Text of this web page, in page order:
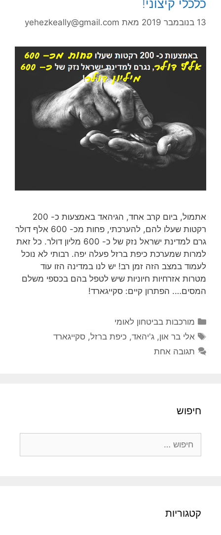
כלכלי קיצוני!
13 בנובמבר 2019 מאת yehezkeally@gmail.com
אתמול, ביום קרב אחד, הגיהאד באמצעות כ- 200
רקטות שעלו להם, להערכתי, פחות מכ- 600 אלף דולר
גרם למדינת ישראל נזק של כ- 600 מליון דולר. כל זאת
למרות שמערכת כיפת ברזל פעלה יפה. רבותי לא נוכל
לעמוד במצב הזה זמן רב! יש לנו במדינה הזו עוד
מטרות אזרחיות חיוניות שיש לטפל בהם בכספי משלם
המסים…. הפתרון קיים: סקייגארד!
קטגוריות
מורכבות בביטחון לאומי
תגיות
אלי בר און,ג'יהאד, כיפת ברזל,סקייגארד
תגובה אחת
חיפוש
קטגוריות